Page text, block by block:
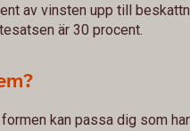
av vinsten upp till
är 30 procent.
formen kan passa dig som